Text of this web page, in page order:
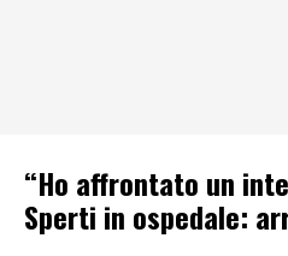
“Ho affrontato un
Sperti in ospedale: